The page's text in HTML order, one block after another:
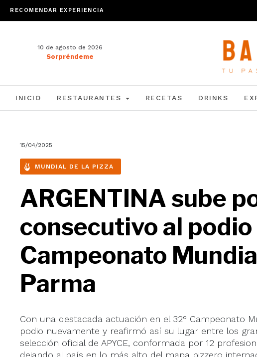
RECOMENDAR EXPERIENCIA
10 de agosto de 2026
Sorpréndeme
INICIO RESTAURANTES RECETAS DRINKS
15/04/2025
MUNDIAL DE LA PIZZA
ARGENTINA sube
consecutivo al podio
Campeonato
Parma
Con una destacada actuación en el 32° Campeonato
podio nuevamente y reafirmó así su lugar entre los
selección oficial de APYCE, conformada por 12
dejando al país en lo más alto del mapa pizzero